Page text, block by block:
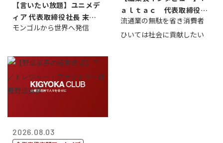
【言いたい放題】ユニメデ
ィア 代表取締役社長 末田
真
モンゴルから世界へ発信
ａｌｔａｃ 代表取締役会
長三木田國夫
流通業の無駄を省き消費者
ひいては社会に貢献したい
2026.08.03